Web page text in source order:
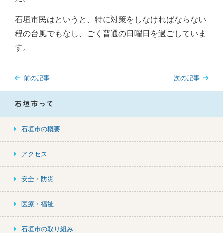
石垣市民はというと、特に対策をしなければならない
程の台風でもなし、ごく普通の日曜日を過ごしていま
す。
前の記事 次の記事
石垣市って
石垣市の概要
アクセス
安全・防災
医療・福祉
石垣市の取り組み